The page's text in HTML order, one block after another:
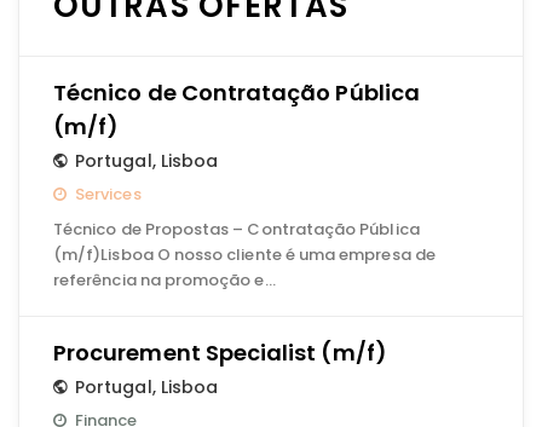
Técnico de Contratação Pública
(m/f)
Portugal, Lisboa
Services
Técnico de Propostas – Contratação Pública
(m/f)Lisboa O nosso cliente é uma empresa de
referência na promoção e…
Procurement Specialist (m/f)
Portugal, Lisboa
Finance